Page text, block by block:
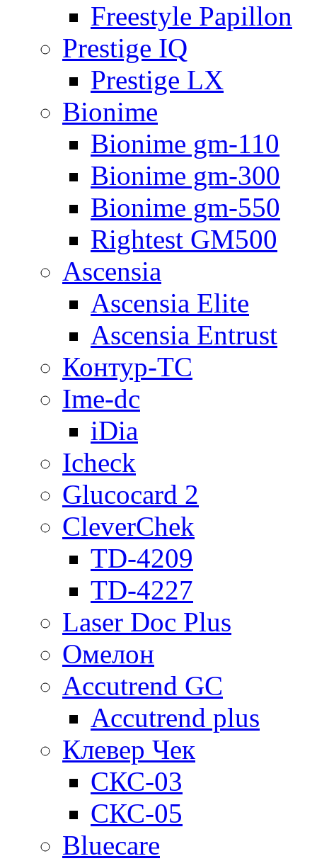
Freestyle Papillon
Prestige IQ
Prestige LX
Bionime
Bionime gm-110
Bionime gm-300
Bionime gm-550
Rightest GM500
Ascensia
Ascensia Elite
Ascensia Entrust
Контур-ТС
Ime-dc
iDia
Icheck
Glucocard 2
CleverChek
TD-4209
TD-4227
Laser Doc Plus
Омелон
Accutrend GC
Accutrend plus
Клевер Чек
СКС-03
СКС-05
Bluecare